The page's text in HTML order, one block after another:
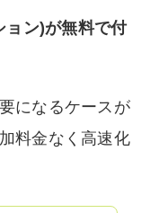
ョン)が無料で付
になるケースが
料金なく高速化